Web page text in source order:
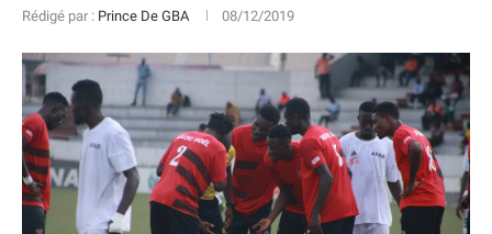
Rédigé par : Prince De GBA 08/12/2019